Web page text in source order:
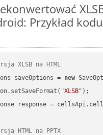
Przykład
XLSB na HTML
saveOptions = new
"XLSB" );
response =
HTML na PPTX